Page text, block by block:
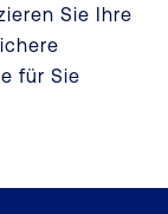
Sie Ihre
für Sie